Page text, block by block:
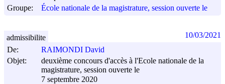
Groupe:
École nationale de la magistrature, session ouverte le
De:
RAIMONDI David
Objet:
deuxième concours d'accès à l'Ecole nationale de la
magistrature, session ouverte le
7 septembre 2020
admissibilite 10/03/2021